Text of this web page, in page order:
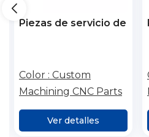
Piezas de servicio de
Color : Custom
Machining CNC Parts
Ver detalles